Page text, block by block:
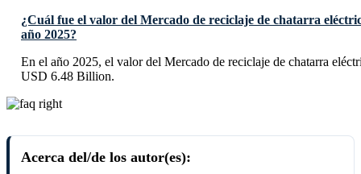
¿Cuál fue el valor del Mercado de reciclaje de chatarra
año 2025?
En el año 2025, el valor del Mercado de reciclaje de chatarra
USD 6.48 Billion.
Acerca del/de los autor(es):